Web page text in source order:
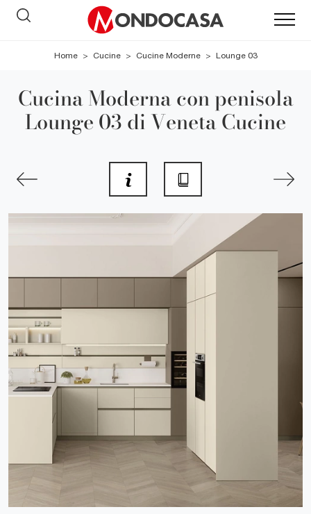
Home > Cucine > Cucine Moderne > Lounge 03
Cucina Moderna con penisola
Lounge 03 di Veneta Cucine